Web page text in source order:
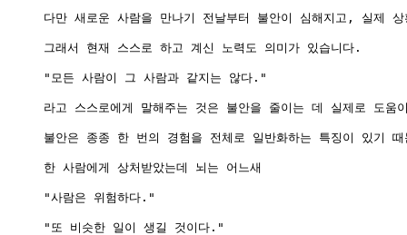
다만 새로운 사람을 만나기 전날부터 불안이 심해지고, 실제
그래서 현재 스스로 하고 계신 노력도 의미가 있습니다.
"모든 사람이 그 사람과 같지는 않다."
라고 스스로에게 말해주는 것은 불안을 줄이는 데 실제로 도움
불안은 종종 한 번의 경험을 전체로 일반화하는 특징이 있기 때
한 사람에게 상처받았는데 뇌는 어느새
"사람은 위험하다."
"또 비슷한 일이 생길 것이다."